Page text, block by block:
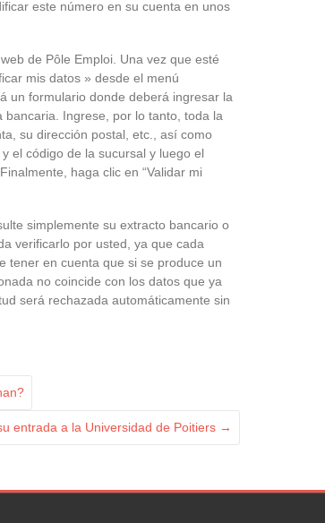
este número en su cuenta en unos
de Pôle Emploi. Una vez que esté
mis datos » desde el menú
un formulario donde deberá ingresar la
Ingrese, por lo tanto, toda la
su dirección postal, etc., así como
el código de la sucursal y luego el
haga clic en “Validar mi
simplemente su extracto bancario o
verificarlo por usted, ya que cada
tener en cuenta que si se produce un
no coincide con los datos que ya
será rechazada automáticamente sin
entrada a la Universidad de Poitiers →